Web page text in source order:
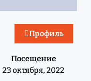
Посещение
23 октября, 2022
Профиль